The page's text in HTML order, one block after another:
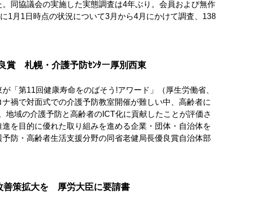
同協議会の実施した実態調査は4年ぶり。会員および無作
1月1日時点の状況について3月から4月にかけて調査、138
賞　札幌・介護予防ｾﾝﾀー厚別西東
「第11回健康寿命をのばそう!アワード」（厚生労働省、
禍で対面式での介護予防教室開催が難しい中、高齢者に
地域の介護予防と高齢者のICT化に貢献したことが評価さ
を目的に優れた取り組みを進める企業・団体・自治体を
防・高齢者生活支援分野の同省老健局長優良賞自治体部
策拡大を　厚労大臣に要請書